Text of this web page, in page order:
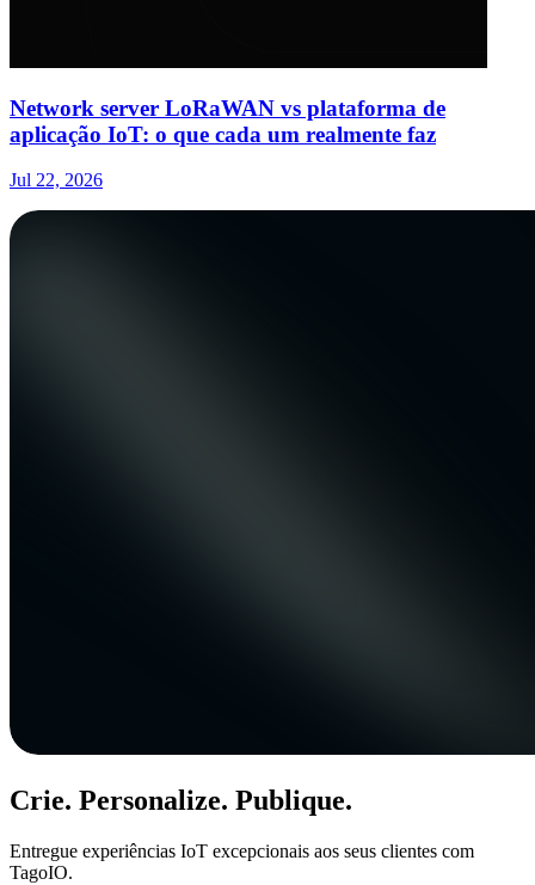
Network server LoRaWAN vs plataforma de
aplicação IoT: o que cada um realmente faz
Jul 22, 2026
Crie. Personalize. Publique.
Entregue experiências IoT excepcionais aos seus clientes com
TagoIO.